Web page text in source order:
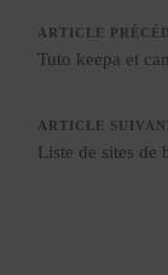
ARTICLE
Tuto keepa et
ARTICLE
Liste de sites de